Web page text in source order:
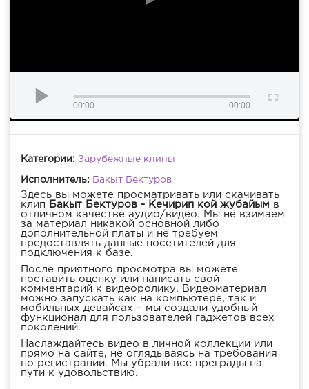
00:00 00:00
Категории: Зарубежные клипы
Исполнитель: Бакыт Бектуров
Здесь вы можете просматривать или скачивать
клип
Бакыт Бектуров - Кечирип кой жубайым в
отличном качестве аудио/видео. Мы не взимаем
за материал никакой основной либо
дополнительной платы и не требуем
предоставлять данные посетителей для
подключения к базе.
После приятного просмотра вы можете
поставить оценку или написать свой
комментарий к видеоролику. Видеоматериал
можно запускать как на компьютере, так и
мобильных девайсах – мы создали удобный
функционал для пользователей гаджетов всех
поколений.
Наслаждайтесь видео в личной коллекции или
прямо на сайте, не оглядываясь на требования
по регистрации. Мы убрали все преграды на
пути к удовольствию.